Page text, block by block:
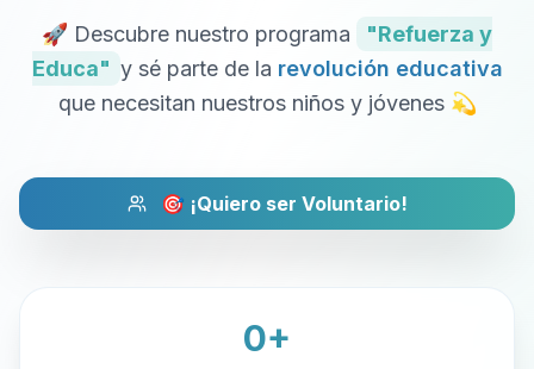
🚀 Descubre nuestro programa
"Refuerza y
Educa" y sé parte de la revolución educativa
que necesitan nuestros niños y jóvenes 💫
🎯 ¡Quiero ser Voluntario!
0+